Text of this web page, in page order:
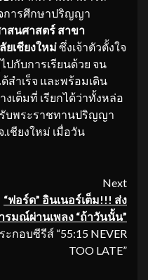
การศึกษาปริญญา
สนศาสตร์ สาขา
ยเชียงใหม่ซึ่งเจ้าตัวตั้งใจ
กับการเรียนด้วย จน
ำเร็จ และพร้อมเดิน
เต็มที่ เรียกได้ว่าทั้งหล่อ
รับพระราชทานปริญญา
ชียงใหม่ เมื่อวัน
Next
“ฟอร์ด” อินเนอร์เต็ม!!! ส่ง
รมณ์ผ่านเพลง “ถ้าวันนั้น”
ะกอบซีรีส์ “55:15 NEVER
TOO LATE”